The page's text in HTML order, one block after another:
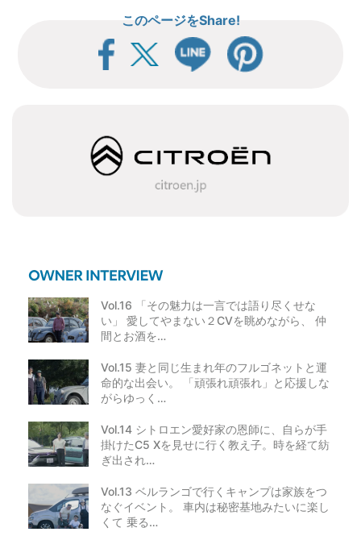
このページをShare!
Vol.16 「その魅力は一言では語り尽くせな
い」 愛してやまない２CVを眺めながら、 仲
間とお酒を…
Vol.15 妻と同じ生まれ年のフルゴネットと運
命的な出会い。 「頑張れ頑張れ」と応援しな
がらゆっく…
Vol.14 シトロエン愛好家の恩師に、自らが手
掛けたC5 Xを見せに行く教え子。時を経て紡
ぎ出され…
Vol.13 ベルランゴで行くキャンプは家族をつ
なぐイベント。 車内は秘密基地みたいに楽し
くて 乗る…